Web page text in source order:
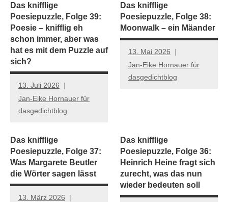
Das knifflige
Poesiepuzzle, Folge 39:
Poesie – knifflig eh
schon immer, aber was
hat es mit dem Puzzle auf
sich?
13. Juli 2026
Jan-Eike Hornauer für
dasgedichtblog
Das knifflige
Poesiepuzzle, Folge 38:
Moonwalk – ein Mäander
13. Mai 2026
Jan-Eike Hornauer für
dasgedichtblog
Das knifflige
Poesiepuzzle, Folge 37:
Was Margarete Beutler
die Wörter sagen lässt
13. März 2026
Das knifflige
Poesiepuzzle, Folge 36:
Heinrich Heine fragt sich
zurecht, was das nun
wieder bedeuten soll